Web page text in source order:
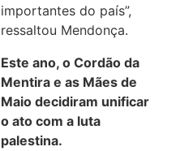
importantes do país”,
ressaltou Mendonça.
Este ano, o Cordão da
Mentira e as Mães de
Maio decidiram unificar
o ato com a luta
palestina.